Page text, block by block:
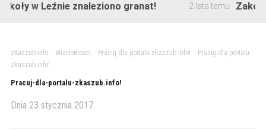
w Leźnie znaleziono granat! 2 lata temu
zKaszub.info> Wiadomości Pracuj dla portalu zkaszub.info!
Pracuj-dla-portalu-
zkaszub.info!
Pracuj-dla-portalu-zkaszub.info!
Dnia 23 stycznia 2017